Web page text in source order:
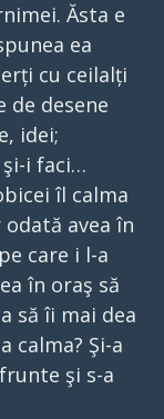
Ăsta e
ea
cu ceilalți
desene
idei;
i faci…
îl calma
avea în
care i l-a
în oraş să
să îi mai dea
calma? Şi-a
şi s-a